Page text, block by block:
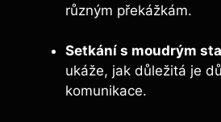
různým překážkám.
Setkání s moudrým
ukáže, jak důležitá je
komunikace.